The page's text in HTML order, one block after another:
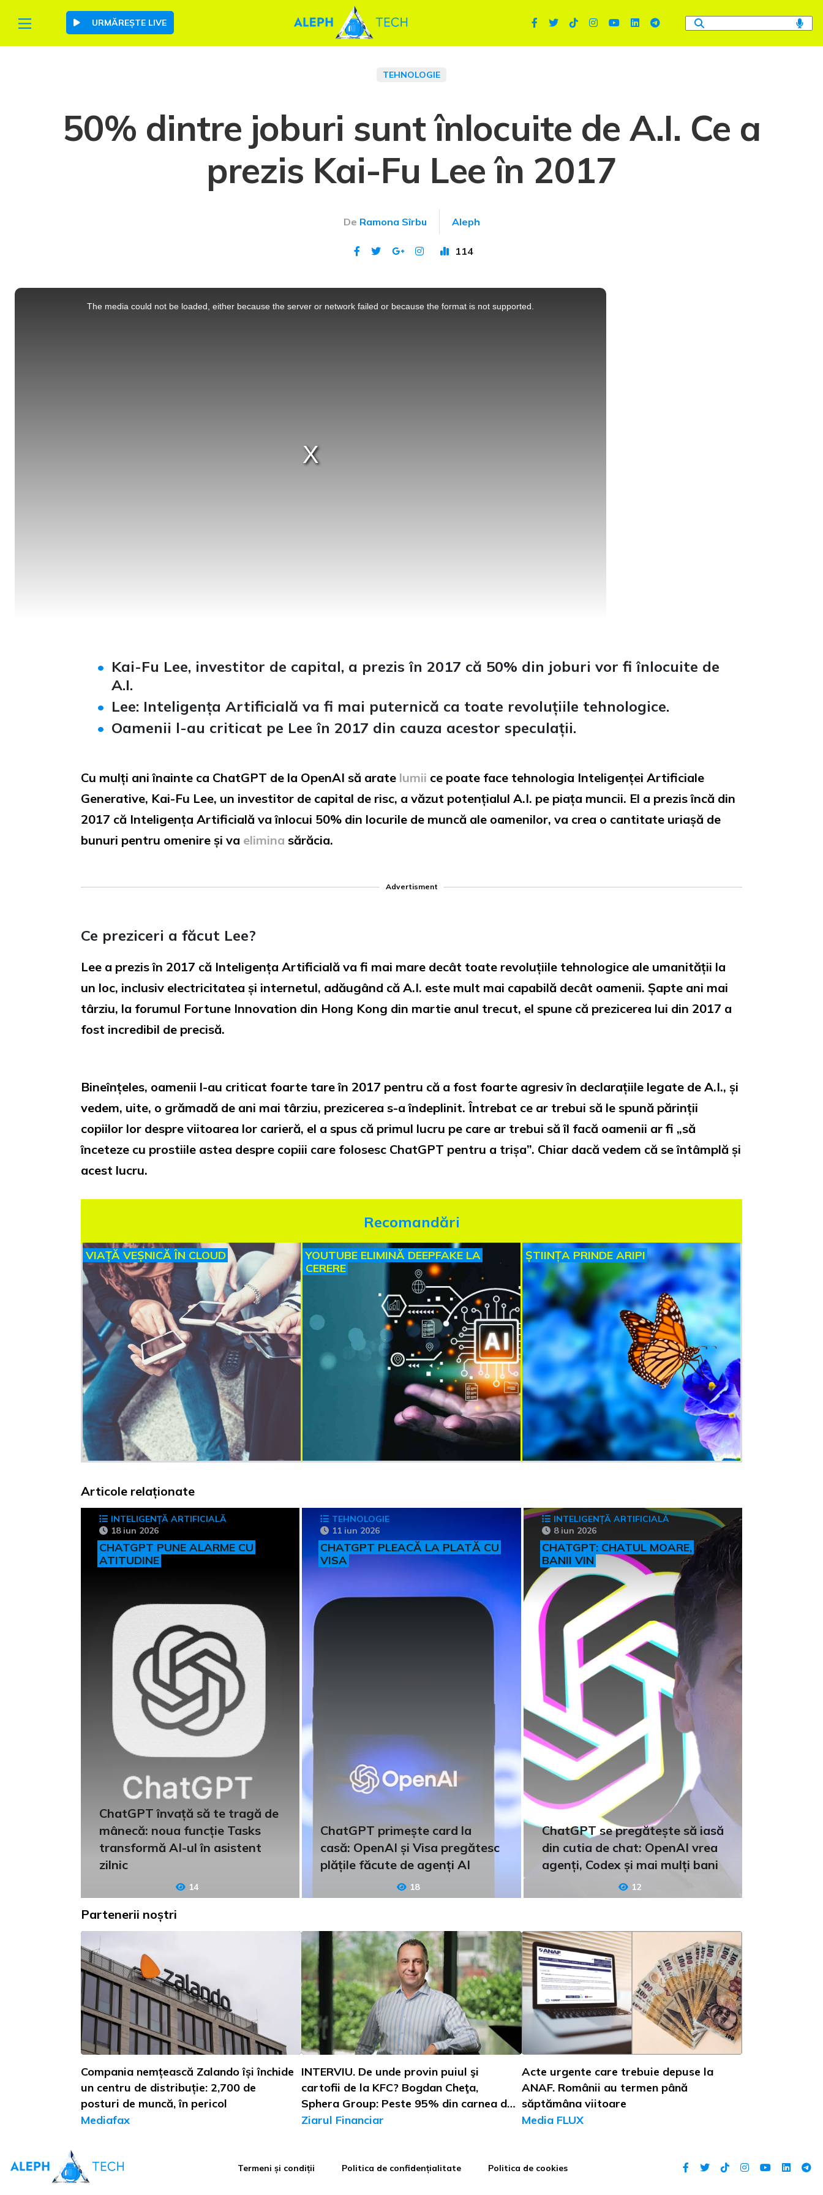
URMĂREȘTE LIVE
TEHNOLOGIE
50% dintre joburi sunt înlocuite de A.I. Ce a
prezis Kai-Fu Lee în 2017
De Ramona Sîrbu Aleph
114
This
The media could not be loaded, either because the server or network failed or because the format is not supported.
Kai-Fu Lee, investitor de capital, a prezis în 2017 că 50% din joburi vor fi înlocuite de
A.I.
Lee: Inteligența Artificială va fi mai puternică ca toate revoluțiile tehnologice.
Oamenii l-au criticat pe Lee în 2017 din cauza acestor speculații.
Cu mulți ani înainte ca ChatGPT de la OpenAI să arate lumii ce poate face tehnologia Inteligenței Artificiale
Generative, Kai-Fu Lee, un investitor de capital de risc, a văzut potențialul A.I. pe piața muncii. El a prezis încă din
2017 că Inteligența Artificială va înlocui 50% din locurile de muncă ale oamenilor, va crea o cantitate uriașă de
bunuri pentru omenire și va elimina sărăcia.
Advertisment
Ce preziceri a făcut Lee?
Lee a prezis în 2017 că Inteligența Artificială va fi mai mare decât toate revoluțiile tehnologice ale umanității la
un loc, inclusiv electricitatea și internetul, adăugând că A.I. este mult mai capabilă decât oamenii. Șapte ani mai
târziu, la forumul Fortune Innovation din Hong Kong din martie anul trecut, el spune că prezicerea lui din 2017 a
fost incredibil de precisă.
Bineînțeles, oamenii l-au criticat foarte tare în 2017 pentru că a fost foarte agresiv în declarațiile legate de A.I., și
vedem, uite, o grămadă de ani mai târziu, prezicerea s-a îndeplinit. Întrebat ce ar trebui să le spună părinții
copiilor lor despre viitoarea lor carieră, el a spus că primul lucru pe care ar trebui să îl facă oamenii ar fi „să
înceteze cu prostiile astea despre copiii care folosesc ChatGPT pentru a trișa”. Chiar dacă vedem că se întâmplă și
acest lucru.
Recomandări
VIAȚĂ VEȘNICĂ ÎN CLOUD
YOUTUBE ELIMINĂ DEEPFAKE LA
CERERE
ȘTIINȚA PRINDE ARIPI
Articole relaționate
INTELIGENȚĂ ARTIFICIALĂ
18 iun 2026
CHATGPT PUNE ALARME CU
ATITUDINE
ChatGPT învață să te tragă de
mânecă: noua funcție Tasks
transformă AI-ul în asistent
zilnic
14
TEHNOLOGIE
11 iun 2026
CHATGPT PLEACĂ LA PLATĂ CU
VISA
ChatGPT primește card la
casă: OpenAI și Visa pregătesc
plățile făcute de agenți AI
18
INTELIGENȚĂ ARTIFICIALĂ
8 iun 2026
CHATGPT: CHATUL MOARE,
BANII VIN
ChatGPT se pregătește să iasă
din cutia de chat: OpenAI vrea
agenți, Codex și mai mulți bani
12
Partenerii noștri
Compania nemțească Zalando își închide
un centru de distribuție: 2,700 de
posturi de muncă, în pericol
Mediafax
INTERVIU. De unde provin puiul şi
cartofii de la KFC? Bogdan Cheţa,
Sphera Group: Peste 95% din carnea de
pui vine din România, pe când cartofii
asigure 100% cantitatea necesară
Ziarul Financiar
Acte urgente care trebuie depuse la
ANAF. Românii au termen până
săptămâna viitoare
Media FLUX
Termeni și condiții Politica de confidențialitate Politica de cookies